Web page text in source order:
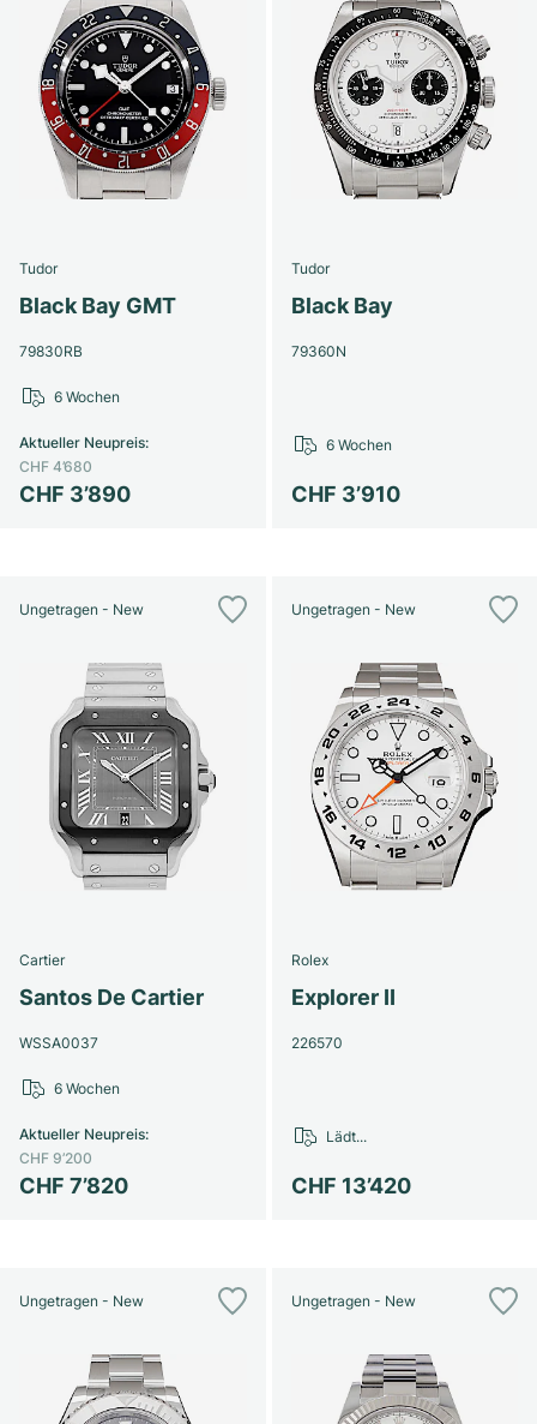
Tudor
Black Bay GMT
79830RB
CHF 3’890
Aktueller Neupreis:
CHF 4’680
6 Wochen
Tudor
Black Bay
79360N
CHF 3’910
6 Wochen
Ungetragen - New
Cartier
Santos De Cartier
WSSA0037
CHF 7’820
Aktueller Neupreis:
CHF 9’200
6 Wochen
Ungetragen - New
Rolex
Explorer II
226570
CHF 13’420
Lädt...
Ungetragen - New Ungetragen - New